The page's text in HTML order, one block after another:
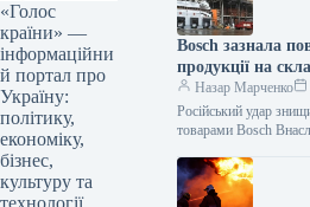
«Голос
країни» —
інформаційни
й портал про
Україну:
політику,
економіку,
бізнес,
культуру та
Bosch зазнала
продукції на
російського
Назар Марченко
Російський удар
товарами Bosch
партнера Bosch, де
продукція. Як